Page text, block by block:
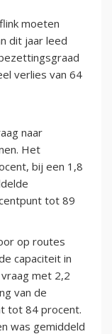
moeten
dit jaar leed
verlies van 64
naar
Het
bij een 1,8
tot 89
op routes
capaciteit in
met 2,2
van de
tot 84 procent.
was gemiddeld